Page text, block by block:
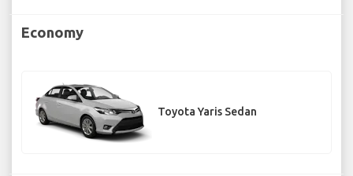
Economy
Toyota Yaris Sedan